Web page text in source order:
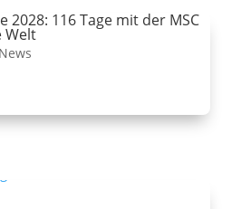
2028: 116 Tage mit der MSC
Welt